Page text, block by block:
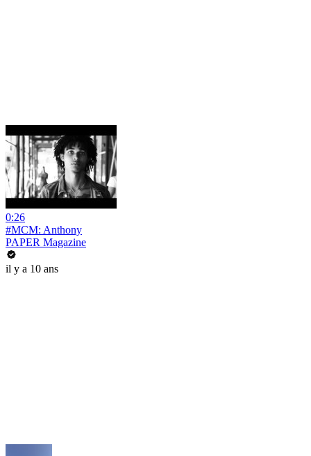
0:26
#MCM: Anthony
PAPER Magazine
il y a 10 ans